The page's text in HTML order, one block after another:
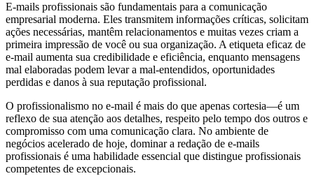
E-mails profissionais são fundamentais para a comunicação
empresarial moderna. Eles transmitem informações críticas, solicitam
ações necessárias, mantêm relacionamentos e muitas vezes criam a
primeira impressão de você ou sua organização. A etiqueta eficaz de
e-mail aumenta sua credibilidade e eficiência, enquanto mensagens
mal elaboradas podem levar a mal-entendidos, oportunidades
perdidas e danos à sua reputação profissional.
O profissionalismo no e-mail é mais do que apenas cortesia—é um
reflexo de sua atenção aos detalhes, respeito pelo tempo dos outros e
compromisso com uma comunicação clara. No ambiente de
negócios acelerado de hoje, dominar a redação de e-mails
profissionais é uma habilidade essencial que distingue profissionais
competentes de excepcionais.